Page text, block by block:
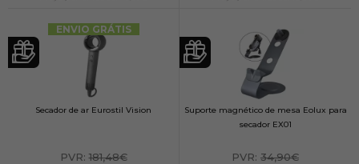
ENVIO GRÁTIS
Secador de ar Eurostil Vision
PVR:181,48€
Suporte magnético de mesa Eolux para
secador EX01
PVR: 34,90€